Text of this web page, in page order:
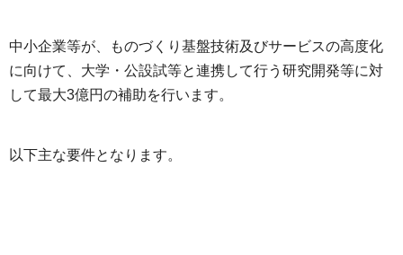
中小企業等が、ものづくり基盤技術及びサービスの高度化
に向けて、大学・公設試等と連携して行う研究開発等に対
して最大3億円の補助を行います。
以下主な要件となります。